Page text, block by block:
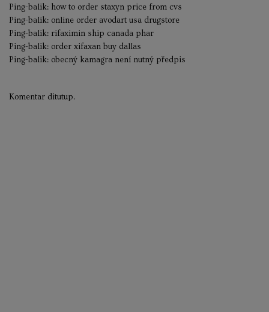
Ping-balik: how to order staxyn price from cvs
Ping-balik: online order avodart usa drugstore
Ping-balik: rifaximin ship canada phar
Ping-balik: order xifaxan buy dallas
Ping-balik: obecný kamagra není nutný předpis
Komentar ditutup.